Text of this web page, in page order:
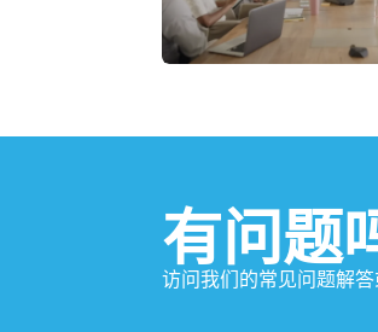
有问题
访问我们的常见问题解